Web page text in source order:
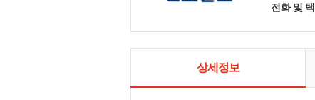
전화 및
상세정보